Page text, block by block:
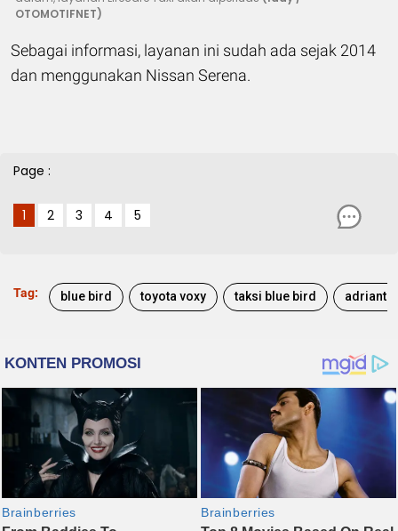
OTOMOTIFNET)
Sebagai informasi, layanan ini sudah ada sejak 2014
dan menggunakan Nissan Serena.
Page :
1 2 3 4 5
Tag: blue bird toyota voxy taksi blue bird